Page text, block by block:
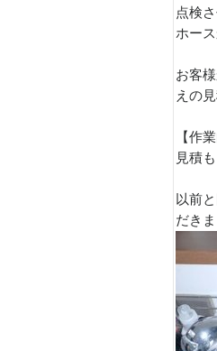
点検
ホー
お客
えの
【作
見積
以前
だき